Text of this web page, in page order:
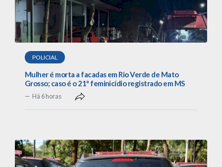
POLICIAL
Mulher é morta a facadas em Rio Verde de Mato
Grosso; caso é o 21º feminicídio registrado em MS
Há 6 horas